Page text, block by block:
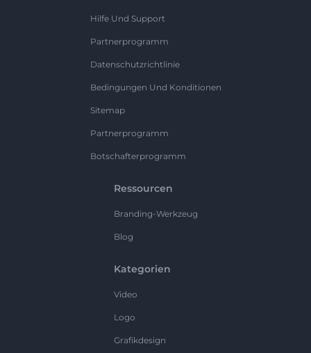
Hilfe Und Support
Partnerprogramm
Datenschutzrichtlinie
Bedingungen Und Konditionen
Sitemap
Partnerprogramm
Botschafterprogramm
Ressourcen
Branding-Werkzeug
Blog
Kategorien
Video
Logo
Grafikdesign